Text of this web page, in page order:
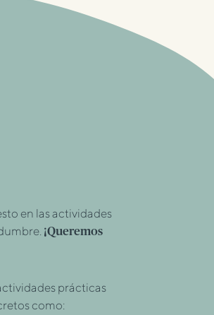
en las actividades
¡Queremos
prácticas
como: